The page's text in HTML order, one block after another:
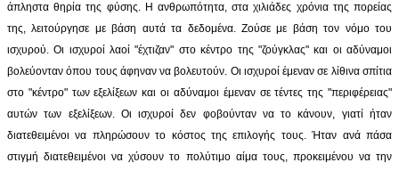
άπληστα θηρία της φύσης. Η ανθρωπότητα, στα χιλιάδες χρόνια της πορείας
της, λειτούργησε με βάση αυτά τα δεδομένα. Ζούσε με βάση τον νόμο του
ισχυρού. Οι ισχυροί λαοί "έχτιζαν" στο κέντρο της "ζούγκλας" και οι αδύναμοι
βολεύονταν όπου τους άφηναν να βολευτούν. Οι ισχυροί έμεναν σε λίθινα σπίτια
στο "κέντρο" των εξελίξεων και οι αδύναμοι έμεναν σε τέντες της "περιφέρειας"
αυτών των εξελίξεων. Οι ισχυροί δεν φοβούνταν να το κάνουν, γιατί ήταν
διατεθειμένοι να πληρώσουν το κόστος της επιλογής τους. Ήταν ανά πάσα
στιγμή διατεθειμένοι να χύσουν το πολύτιμο αίμα τους, προκειμένου να την